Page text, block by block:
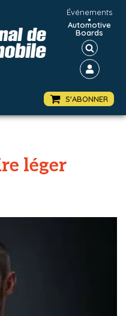
Événements
•
Automotive
Boards
S'ABONNER
léger